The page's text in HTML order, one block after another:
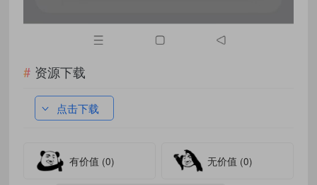
资源下载
点击下载
有价值 (0) 无价值 (0)